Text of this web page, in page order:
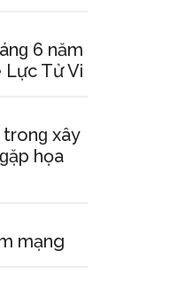
6 năm
Lực Tử Vi
xây
họa
mạng